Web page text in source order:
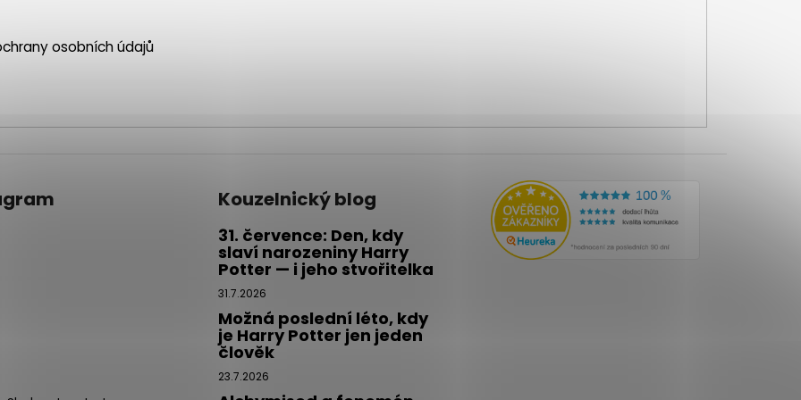
osobních údajů
Kouzelnický blog
31. července: Den, kdy
slaví narozeniny Harry
Potter — i jeho stvořitelka
31.7.2026
Možná poslední léto, kdy
je Harry Potter jen jeden
člověk
23.7.2026